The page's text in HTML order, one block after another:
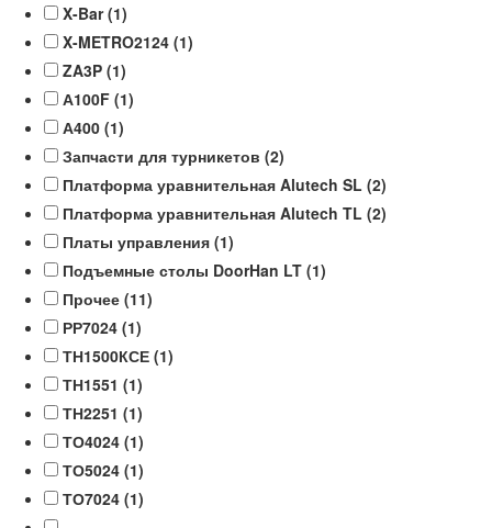
X-Bar (1)
X-METRO2124 (1)
ZA3P (1)
А100F (1)
А400 (1)
Запчасти для турникетов (2)
Платформа уравнительная Alutech SL (2)
Платформа уравнительная Alutech TL (2)
Платы управления (1)
Подъемные столы DoorHan LT (1)
Прочее (11)
РР7024 (1)
ТН1500КСЕ (1)
ТН1551 (1)
ТН2251 (1)
ТО4024 (1)
ТО5024 (1)
ТО7024 (1)